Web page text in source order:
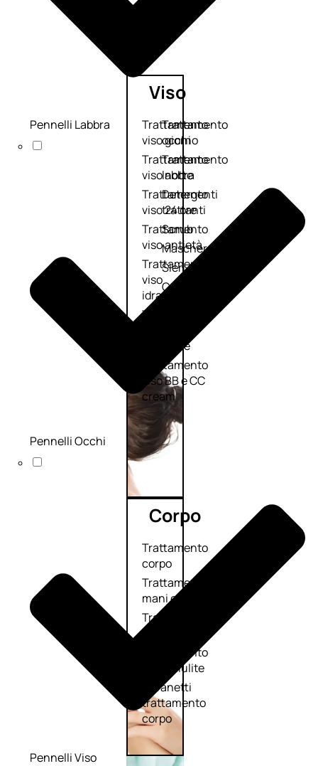
Viso
Trattamento
viso giorno
Trattamento
viso notte
Trattamento
viso 24 ore
Trattamento
viso antietà
Trattamento
viso
idratante
Trattamento
décolleté
Trattamento
viso BB e CC
cream
Trattamento
occhi
Trattamento
labbra
Detergenti
trattanti
Scrub
Maschere
Sieri
Cofanetti
trattamento
Corpo
Trattamento
corpo
Trattamento
mani e piedi
Trattamento
unghie
Trattamento
anticellulite
Cofanetti
trattamento
corpo
Pennelli Labbra
Pennelli Occhi
Pennelli Viso